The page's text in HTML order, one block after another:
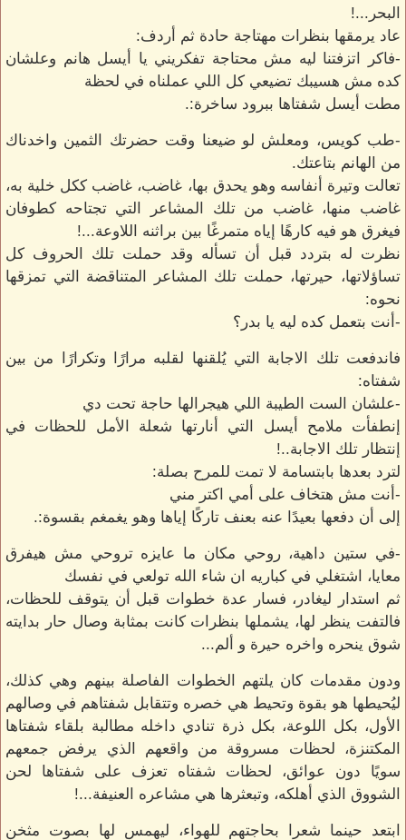
البحر...!
عاد يرمقها بنظرات مهتاجة حادة ثم أردف:
-فاكر اتزفتنا ليه مش محتاجة تفكريني يا أيسل هانم وعلشان
كده مش هسيبك تضيعي كل اللي عملناه في لحظة
مطت أيسل شفتاها ببرود ساخرة:.
-طب كويس، ومعلش لو ضيعنا وقت حضرتك الثمين واخدناك
من الهانم بتاعتك.
تعالت وتيرة أنفاسه وهو يحدق بها، غاضب، غاضب ككل خلية به،
غاضب منها، غاضب من تلك المشاعر التي تجتاحه كطوفان
فيغرق هو فيه كارهًا إياه متمرغًا بين براثنه اللاوعة...!
نظرت له بتردد قبل أن تسأله وقد حملت تلك الحروف كل
تساؤلاتها، حيرتها، حملت تلك المشاعر المتناقضة التي تمزقها
نحوه:
-أنت بتعمل كده ليه يا بدر؟
فاندفعت تلك الاجابة التي يُلقنها لقلبه مرارًا وتكرارًا من بين
شفتاه:
-علشان الست الطيبة اللي هيجرالها حاجة تحت دي
إنطفأت ملامح أيسل التي أنارتها شعلة الأمل للحظات في
إنتظار تلك الاجابة..!
لترد بعدها بابتسامة لا تمت للمرح بصلة:
-أنت مش هتخاف على أمي اكتر مني
إلى أن دفعها بعيدًا عنه بعنف تاركًا إياها وهو يغمغم بقسوة:.
-في ستين داهية، روحي مكان ما عايزه تروحي مش هيفرق
معايا، اشتغلي في كباريه ان شاء الله تولعي في نفسك
ثم استدار ليغادر، فسار عدة خطوات قبل أن يتوقف للحظات،
فالتفت ينظر لها، يشملها بنظرات كانت بمثابة وصال حار بدايته
شوق ينحره واخره حيرة و ألم...
ودون مقدمات كان يلتهم الخطوات الفاصلة بينهم وهي كذلك،
ليُحيطها هو بقوة وتحيط هي خصره وتتقابل شفتاهم في وصالهم
الأول، بكل اللوعة، بكل ذرة تنادي داخله مطالبة بلقاء شفتاها
المكتنزة، لحظات مسروقة من واقعهم الذي يرفض جمعهم
سويًا دون عوائق، لحظات شفتاه تعزف على شفتاها لحن
الشووق الذي أهلكه، وتبعثرها هي مشاعره العنيفة...!
ابتعد حينما شعرا بحاجتهم للهواء، ليهمس لها بصوت مثخن